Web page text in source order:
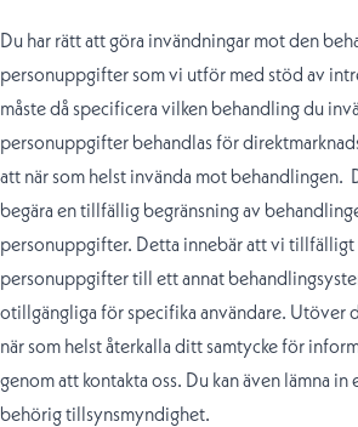
Du har rätt att göra invändningar mot den
personuppgifter som vi utför med stöd av
måste då specificera vilken behandling du
personuppgifter behandlas för
att när som helst invända mot behandlingen.
begära en tillfällig begränsning av
personuppgifter. Detta innebär att vi
personuppgifter till ett annat
otillgängliga för specifika användare. Utöver
när som helst återkalla ditt samtycke för
genom att kontakta oss. Du kan även lämna
behörig tillsynsmyndighet.